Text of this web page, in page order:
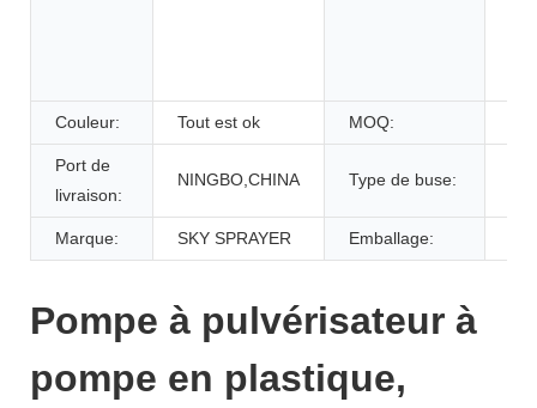
Couleur: Tout est ok MOQ:
Port de
livraison:
NINGBO,CHINA Type de buse:
Marque: SKY SPRAYER Emballage:
Pompe à pulvérisateur à
pompe en plastique,